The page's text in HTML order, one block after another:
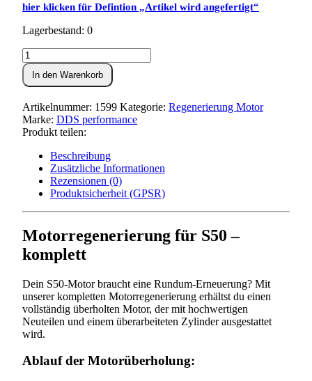
hier klicken für Defintion „Artikel wird angefertigt“
Lagerbestand: 0
Motorregenerierung
S50
-
komplett
Menge
In den Warenkorb
Artikelnummer: 1599 Kategorie: Regenerierung Motor
Marke: DDS performance
Produkt teilen:
Beschreibung
Zusätzliche Informationen
Rezensionen (0)
Produktsicherheit (GPSR)
Motorregenerierung für S50 –
komplett
Dein S50-Motor braucht eine Rundum-Erneuerung? Mit
unserer kompletten Motorregenerierung erhältst du einen
vollständig überholten Motor, der mit hochwertigen
Neuteilen und einem überarbeiteten Zylinder ausgestattet
wird.
Ablauf der Motorüberholung: